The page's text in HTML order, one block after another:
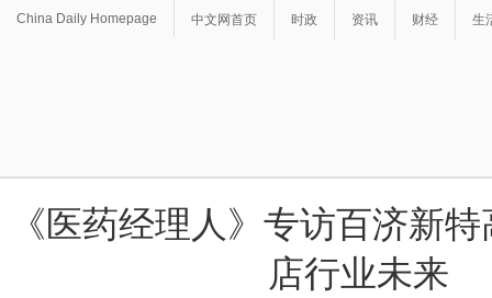
China Daily Homepage 中文网首页 时政 资讯 财经 生
《医药经理人》专访百济新
店行业未来